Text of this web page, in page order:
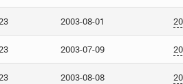
2003-08-01
2003-07-09
2003-08-08